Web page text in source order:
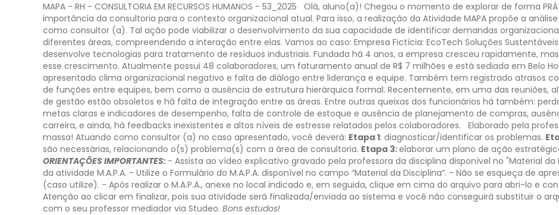
MAPA - RH - CONSULTORIA EM RECURSOS HUMANOS - 53_2025 Olá, aluno(a)! Chegou o momento de explorar de forma
importância da consultoria para o contexto organizacional atual. Para isso, a realização da Atividade MAPA propõe a
como consultor (a). Tal ação pode viabilizar o desenvolvimento da sua capacidade de identificar demandas
diferentes áreas, compreendendo a interação entre elas. Vamos ao caso: Empresa Fictícia: EcoTech Soluções Sustentáveis:
desenvolve tecnologias para tratamento de resíduos industriais. Fundada há 4 anos, a empresa cresceu rapidamente,
esse crescimento. Atualmente possui 48 colaboradores, um faturamento anual de R$ 7 milhões e está sediada em Belo
apresentado clima organizacional negativo e falta de diálogo entre liderança e equipe. Também tem registrado atrasos
de funções entre equipes, bem como a ausência de estrutura hierárquica formal. Recentemente, em uma das reuniões,
de gestão estão obsoletos e há falta de integração entre as áreas. Entre outras queixas dos funcionários há também:
metas claras e indicadores de desempenho, falta de controle de estoque e ausência de planejamento de compras,
carreira, e ainda, há feedbacks inexistentes e altos níveis de estresse relatados pelos colaboradores.
Elaborado pela
massa! Atuando como consultor (a) no caso apresentado, você deverá: Etapa 1: diagnosticar/identificar os problemas.
são necessárias, relacionando o(s) problema(s) com a área de consultoria. Etapa 3:elaborar um plano de ação
ORIENTAÇÕES IMPORTANTES: - Assista ao vídeo explicativo gravado pela professora da disciplina disponível no "Material
da atividade M.A.P.A. - Utilize o Formulário do M.A.P.A. disponível no campo “Material da Disciplina”. - Não se esqueça de
(caso utilize). - Após realizar o M.A.P.A., anexe no local indicado e, em seguida, clique em cima do arquivo para abri-lo e
Atenção ao clicar em finalizar, pois sua atividade será finalizada/enviada ao sistema e você não conseguirá substituir o
com o seu professor mediador via Studeo. Bons estudos!